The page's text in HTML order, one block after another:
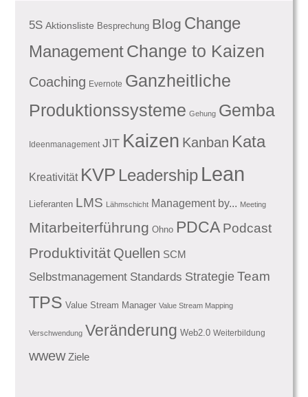
5S Aktionsliste Besprechung Blog Change
ManagementChange to Kaizen
Coaching Evernote Ganzheitliche
Produktionssysteme Gehung Gemba
Ideenmanagement JIT Kaizen Kanban Kata
Kreativität KVP Leadership Lean
Lieferanten LMS Lähmschicht Management by... Meeting
Mitarbeiterführung Ohno PDCA Podcast
Produktivität Quellen SCM
Selbstmanagement Standards Strategie Team
TPS Value Stream Manager Value Stream Mapping
Verschwendung Veränderung Web2.0 Weiterbildung
wwew Ziele